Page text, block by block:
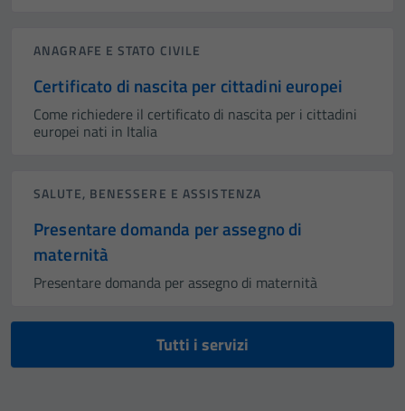
ANAGRAFE E STATO CIVILE
Certificato di nascita per cittadini europei
Come richiedere il certificato di nascita per i cittadini
europei nati in Italia
SALUTE, BENESSERE E ASSISTENZA
Presentare domanda per assegno di
maternità
Presentare domanda per assegno di maternità
Tutti i servizi